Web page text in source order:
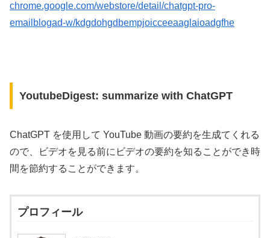
chrome.google.com/webstore/detail/chatgpt-pro-
emailblogad-w/kdgdohgdbempjoicceeaaglaioadgfhe
YoutubeDigest: summarize with ChatGPT
ChatGPT を使用して YouTube 動画の要約を生成てくれる
ので、ビデオを見る前にビデオの要約を知ることができ時
間を節約することができます。
プロフィール